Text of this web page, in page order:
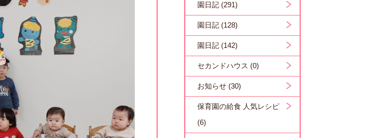
園日記 (291)
園日記 (128)
園日記 (142)
セカンドハウス (0)
お知らせ (30)
保育園の給食 人気レシピ
(6)